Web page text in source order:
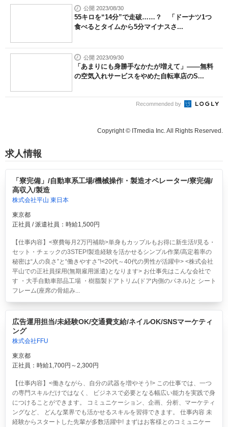
公開 2023/08/30
55キロを“14分”で走破……？ 「ドーナツ1つ
食べるとタイムから5分マイナスさ...
公開 2023/09/30
「あまりにも身勝手なかたが増えて」――無料
の空気入れサービスをやめた自転車店のS...
Recommended by
Copyright © ITmedia Inc. All Rights Reserved.
求人情報
「寮完備」/自動車系工場/機械操作・製造オペレーター/寮完備/
高収入/製造
株式会社平山 東日本
東京都
正社員 / 派遣社員：時給1,500円
【仕事内容】<寮費毎月2万円補助>単身もカップルもお得に新生活!/見る・
セット・チェックの3STEP!製造経験を活かせるシンプル作業/高定着率の
秘密は“人の良さ”と“働きやすさ”!<20代～40代の男性が活躍中> <株式会社
平山での正社員採用(無期雇用派遣)となります> お仕事先はこんな会社で
す ・大手自動車部品工場 ・樹脂製ドアトリム(ドア内側のパネル)と シート
フレーム(座席の骨組み...
広告運用担当/未経験OK/交通費支給/ネイルOK/SNSマーケティ
ング
株式会社FFU
東京都
正社員：時給1,700円～2,300円
【仕事内容】<働きながら、自分の武器を増やそう!> この仕事では、一つ
の専門スキルだけではなく、 ビジネスで必要となる幅広い能力を実践で身
につけることができます。 コミュニケーション、企画、分析、マーケティ
ングなど、 どんな業界でも活かせるスキルを習得できます。 仕事内容 未
経験からスタートした先輩が多数活躍中! まずはお客様とのコミュニケー